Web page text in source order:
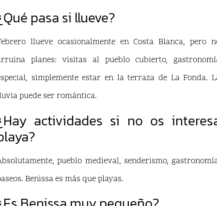
pasa si llueve?
llueve ocasionalmente en Costa Blanca, pero
planes: visitas al pueblo cubierto,
simplemente estar en la terraza de La Fonda.
puede ser romántica.
actividades si no os
pueblo medieval, senderismo,
Benissa es más que playas.